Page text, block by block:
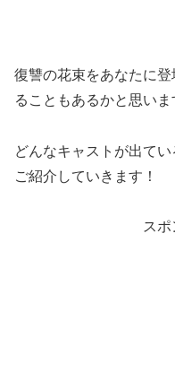
復讐の花束をあなたに
ることもあるかと思いま
どんなキャストが出て
ご紹介していきます！
スポ